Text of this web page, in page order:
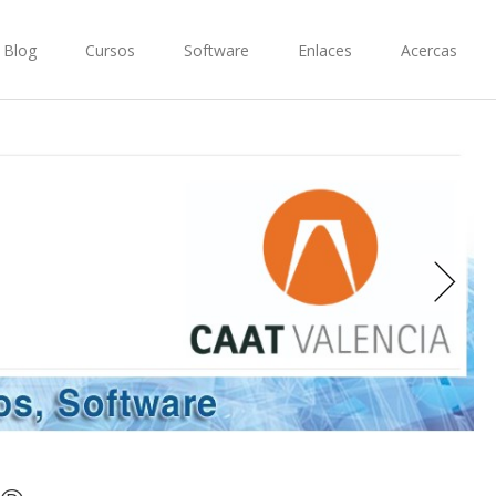
Blog Cursos Software Enlaces Acercas